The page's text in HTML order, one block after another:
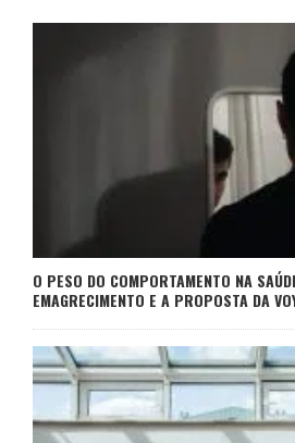
O PESO DO COMPORTAMENTO NA
EMAGRECIMENTO E A PROPOSTA DA